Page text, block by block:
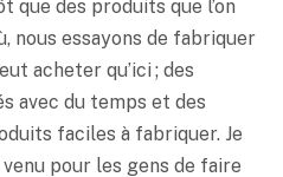
que des produits que l’on
nous essayons de fabriquer
acheter qu’ici ; des
avec du temps et des
faciles à fabriquer. Je
pour les gens de faire